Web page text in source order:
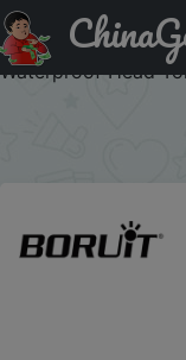
Купить по акции:
Headlamp Type-c
Waterproof Head